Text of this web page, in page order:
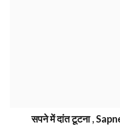
सपने में दांत टूटना ,